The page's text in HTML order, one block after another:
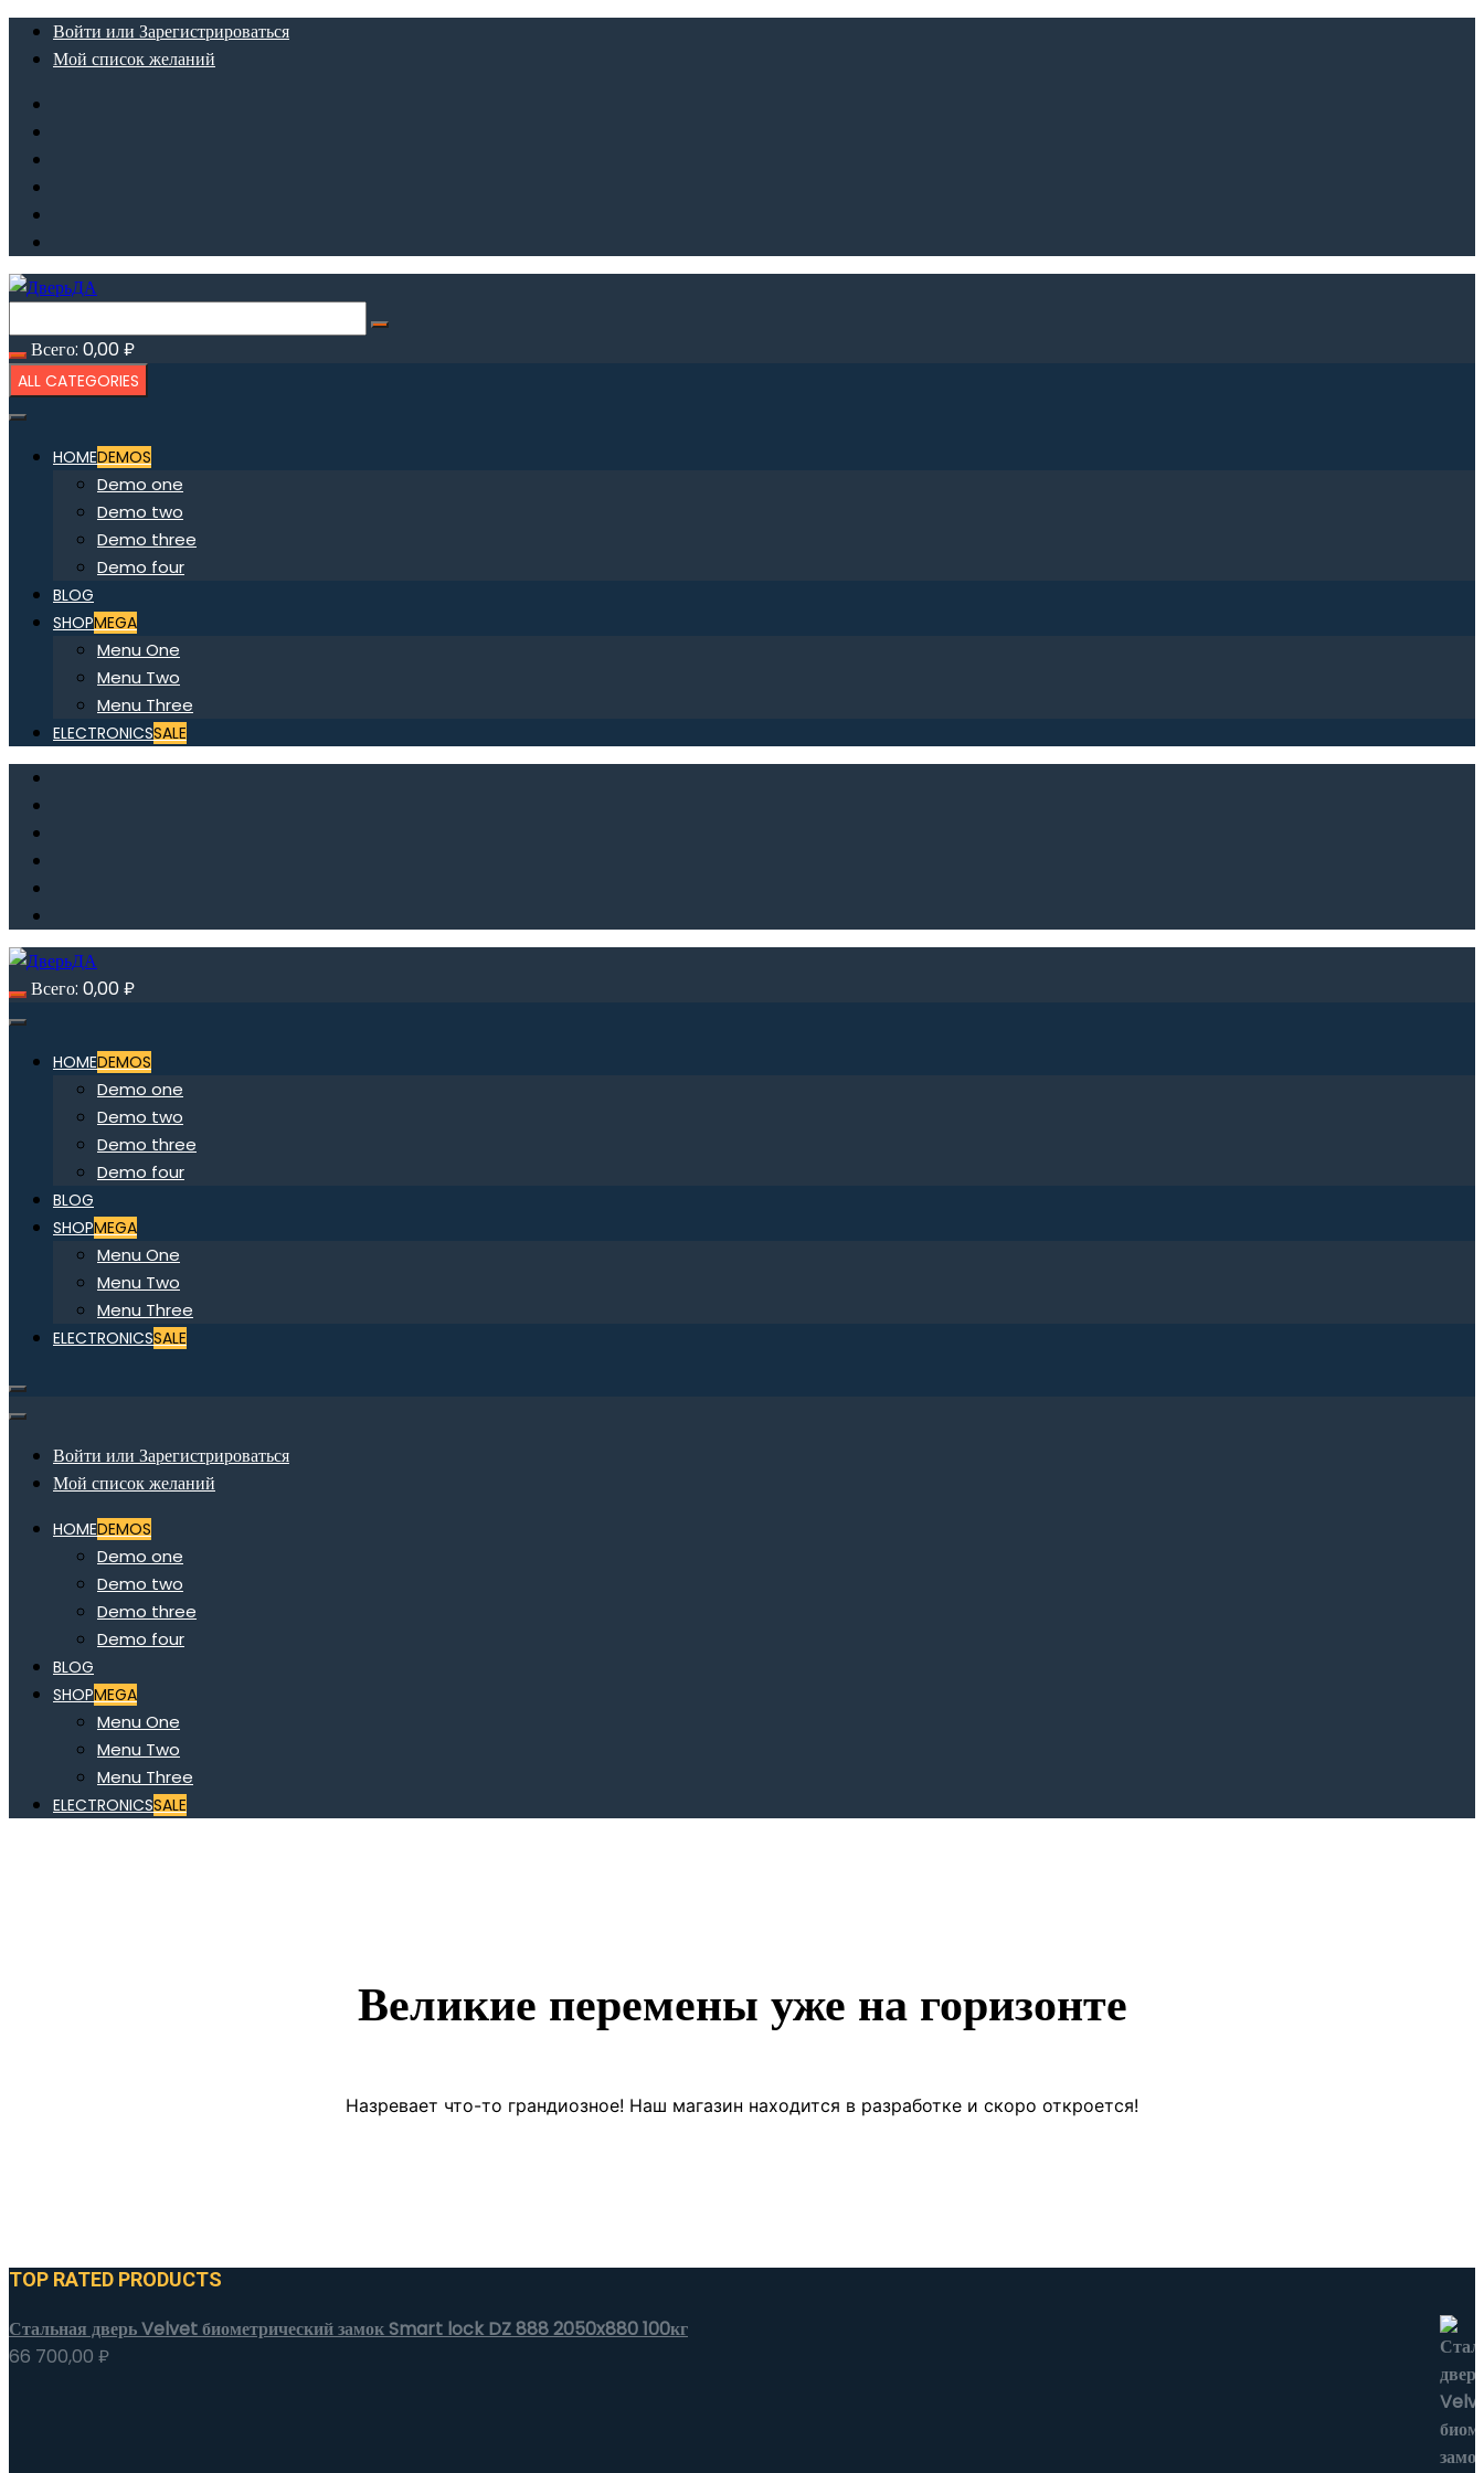
ПерейтиВойти или Зарегистрироваться
Мой список желаний
Всего: 0,00₽
ALL CATEGORIES
HOMEDEMOS
Demo one
Demo two
Demo three
Demo four
BLOG
SHOPMEGA
Menu One
Menu Two
Menu Three
ELECTRONICSSALE
Всего: 0,00₽
HOMEDEMOS
Demo one
Demo two
Demo three
Demo four
BLOG
SHOPMEGA
Menu One
Menu Two
Menu Three
ELECTRONICSSALE
Войти или Зарегистрироваться
Мой список желаний
HOMEDEMOS
Demo one
Demo two
Demo three
Demo four
BLOG
SHOPMEGA
Menu One
Menu Two
Menu Three
ELECTRONICSSALE
Великие перемены уже на горизонте
Назревает что-то грандиозное! Наш магазин находится в разработке и скоро откроется!
TOP RATED PRODUCTS
Стальная дверь Velvet биометрический замок Smart lock DZ 888 2050x880 100кг
66 700,00 ₽